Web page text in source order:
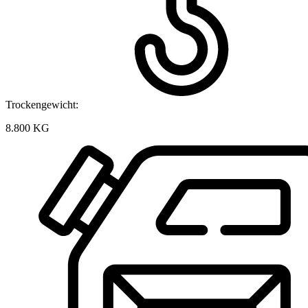
Trockengewicht:
8.800 KG